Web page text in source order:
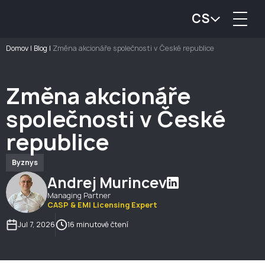
CS
Domov | Blog | Změna akcionáře společnosti v České republice
Změna akcionáře
společnosti v České
republice
Byznys
Andrej Murincev
Managing Partner
CASP & EMI Licensing Expert
Jul 7, 2026
16 minutové čtení